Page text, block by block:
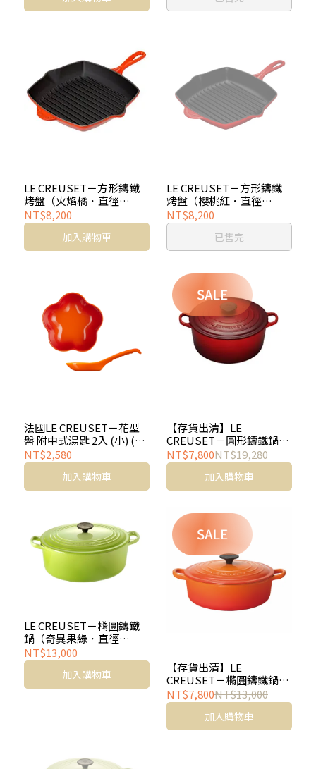
LE CREUSET－方形鑄鐵
烤盤（火焰橘．直徑
26cm）
NT$8,200
加入購物車
LE CREUSET－方形鑄鐵
烤盤（櫻桃紅．直徑
26cm）
NT$8,200
已售完
法國LE CREUSET－花型
盤 附中式湯匙 2入 (小) (火
焰橘)
NT$2,580
加入購物車
【存貨出清】LE
CREUSET－圓形鑄鐵鍋
（櫻桃紅．直徑26cm）
NT$7,800NT$19,280
加入購物車
LE CREUSET－橢圓鑄鐵
鍋（奇異果綠．直徑
25cm）
NT$13,000
加入購物車
【存貨出清】LE
CREUSET－橢圓鑄鐵鍋
（火焰橘．直徑25cm）
NT$7,800NT$13,000
加入購物車